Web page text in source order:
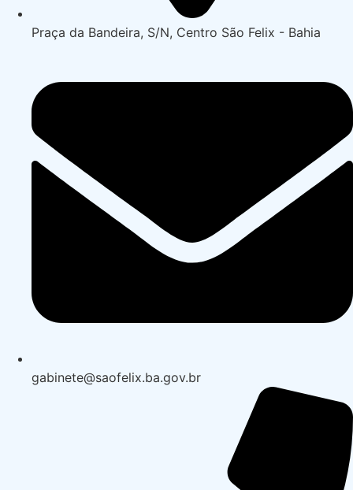
Praça da Bandeira, S/N, Centro São Felix - Bahia
gabinete@saofelix.ba.gov.br